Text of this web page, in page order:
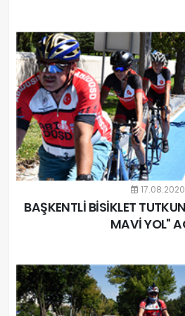
17.08.2020
BAŞKENTLİ BİSİKLET
MAVİ YOL"